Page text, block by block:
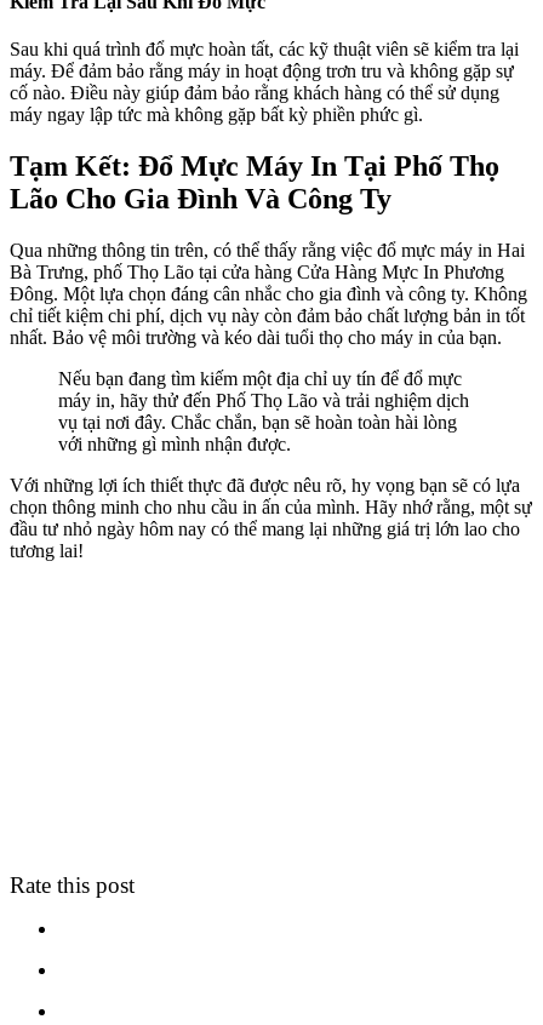
Sau khi quá trình đổ mực hoàn tất, các kỹ thuật viên sẽ kiểm tra lại
máy. Để đảm bảo rằng máy in hoạt động trơn tru và không gặp sự
cố nào. Điều này giúp đảm bảo rằng khách hàng có thể sử dụng
máy ngay lập tức mà không gặp bất kỳ phiền phức gì.
Tạm Kết: Đổ Mực Máy In Tại Phố Thọ
Lão Cho Gia Đình Và Công Ty
Qua những thông tin trên, có thể thấy rằng việc đổ mực máy in Hai
Bà Trưng, phố Thọ Lão tại cửa hàng Cửa Hàng Mực In Phương
Đông. Một lựa chọn đáng cân nhắc cho gia đình và công ty. Không
chỉ tiết kiệm chi phí, dịch vụ này còn đảm bảo chất lượng bản in tốt
nhất. Bảo vệ môi trường và kéo dài tuổi thọ cho máy in của bạn.
Nếu bạn đang tìm kiếm một địa chỉ uy tín để đổ mực
máy in, hãy thử đến Phố Thọ Lão và trải nghiệm dịch
vụ tại nơi đây. Chắc chắn, bạn sẽ hoàn toàn hài lòng
với những gì mình nhận được.
Với những lợi ích thiết thực đã được nêu rõ, hy vọng bạn sẽ có lựa
chọn thông minh cho nhu cầu in ấn của mình. Hãy nhớ rằng, một sự
đầu tư nhỏ ngày hôm nay có thể mang lại những giá trị lớn lao cho
tương lai!
Rate this post